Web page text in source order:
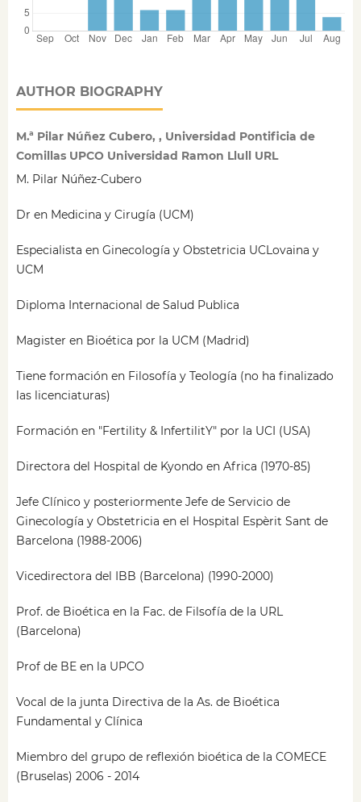
AUTHOR BIOGRAPHY
M.ª Pilar Núñez Cubero, , Universidad Pontificia de
Comillas UPCO Universidad Ramon Llull URL
M. Pilar Núñez-Cubero
Dr en Medicina y Cirugía (UCM)
Especialista en Ginecología y Obstetricia UCLovaina y
UCM
Diploma Internacional de Salud Publica
Magister en Bioética por la UCM (Madrid)
Tiene formación en Filosofía y Teología (no ha finalizado
las licenciaturas)
Formación en "Fertility & InfertilitY" por la UCI (USA)
Directora del Hospital de Kyondo en Africa (1970-85)
Jefe Clínico y posteriormente Jefe de Servicio de
Ginecología y Obstetricia en el Hospital Espèrit Sant de
Barcelona (1988-2006)
Vicedirectora del IBB (Barcelona) (1990-2000)
Prof. de Bioética en la Fac. de Filsofía de la URL
(Barcelona)
Prof de BE en la UPCO
Vocal de la junta Directiva de la As. de Bioética
Fundamental y Clínica
Miembro del grupo de reflexión bioética de la COMECE
(Bruselas) 2006 - 2014